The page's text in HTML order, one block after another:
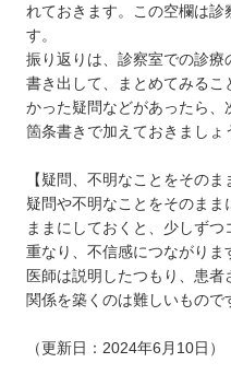
れておきます。この空欄は診
す。
振り返りは、診察室での診
書き出して、まとめてみる
かった疑問などがあったら、
箇条書きで加えておきましょ
【疑問、不明なことをそのま
疑問や不明なことをそのま
ままにしておくと、少しず
重なり、不信感につながりま
医師は説明したつもり、患
関係を築くのは難しいもので
（更新日：2024年6月10日）